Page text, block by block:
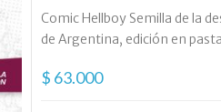
Comic Hellboy Semilla de la
de Argentina, edición en
$ 63.000